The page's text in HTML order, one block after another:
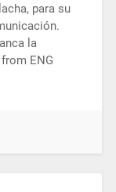
para su
la
ENG